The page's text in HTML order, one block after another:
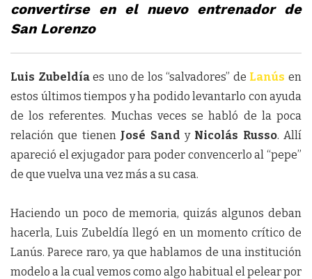
convertirse en el nuevo entrenador de
San Lorenzo
Luis Zubeldíaes uno de los “salvadores” de Lanús en
estos últimos tiempos y ha podido levantarlo con ayuda
de los referentes. Muchas veces se habló de la poca
relación que tienen José Sand y Nicolás Russo. Allí
apareció el exjugador para poder convencerlo al “pepe”
de que vuelva una vez más a su casa.
Haciendo un poco de memoria, quizás algunos deban
hacerla, Luis Zubeldía llegó en un momento crítico de
Lanús. Parece raro, ya que hablamos de una institución
modelo a la cual vemos como algo habitual el pelear por